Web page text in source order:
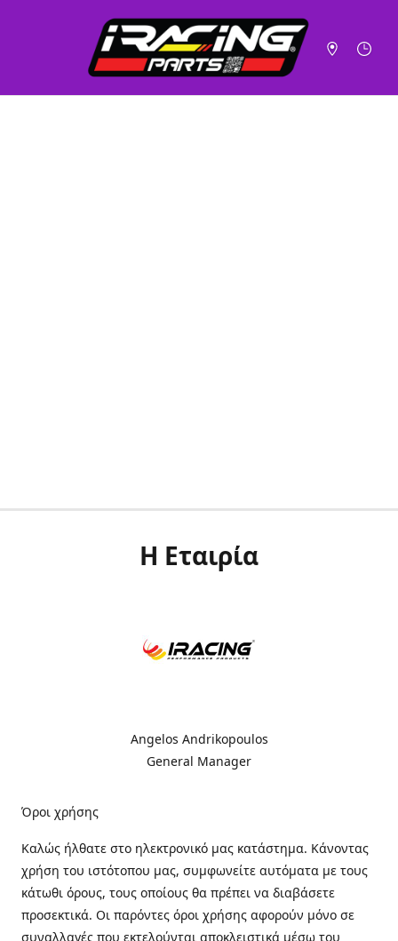
Η Εταιρία
Angelos Andrikopoulos
General Manager
Όροι χρήσης
Καλώς ήλθατε στo ηλεκτρονικό μας κατάστημα. Κάνοντας
χρήση του ιστότοπου μας, συμφωνείτε αυτόματα με τους
κάτωθι όρους, τους οποίους θα πρέπει να διαβάσετε
προσεκτικά. Οι παρόντες όροι χρήσης αφορούν μόνο σε
συναλλαγές που εκτελούνται αποκλειστικά μέσω του